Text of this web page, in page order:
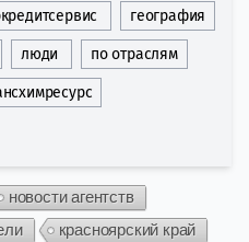
география
люди по отраслям
новости агентств
красноярский край